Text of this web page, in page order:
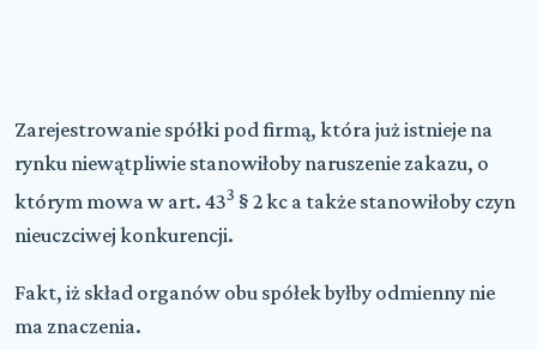
Zarejestrowanie spółki pod firmą, która już istnieje na
rynku niewątpliwie stanowiłoby naruszenie zakazu, o
którym mowa w art. 433 § 2 kc a także stanowiłoby czyn
nieuczciwej konkurencji.
Fakt, iż skład organów obu spółek byłby odmienny nie
ma znaczenia.